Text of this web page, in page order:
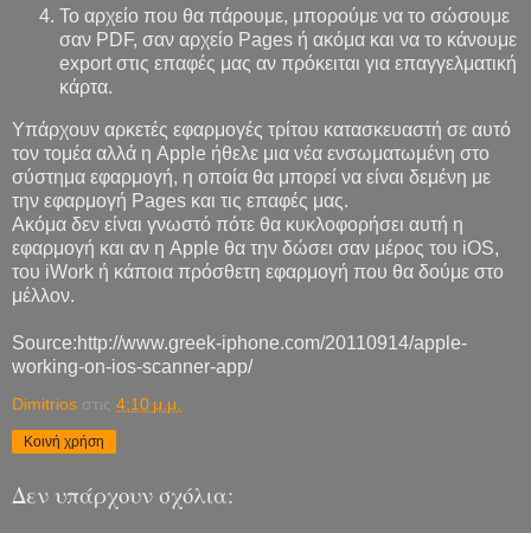
Το αρχείο που θα πάρουμε, μπορούμε να το σώσουμε
σαν PDF, σαν αρχείο Pages ή ακόμα και να το κάνουμε
export στις επαφές μας αν πρόκειται για επαγγελματική
κάρτα.
Υπάρχουν αρκετές εφαρμογές τρίτου κατασκευαστή σε αυτό
τον τομέα αλλά η Apple ήθελε μια νέα ενσωματωμένη στο
σύστημα εφαρμογή, η οποία θα μπορεί να είναι δεμένη με
την εφαρμογή Pages και τις επαφές μας.
Ακόμα δεν είναι γνωστό πότε θα κυκλοφορήσει αυτή η
εφαρμογή και αν η Apple θα την δώσει σαν μέρος του iOS,
του iWork ή κάποια πρόσθετη εφαρμογή που θα δούμε στο
μέλλον.
Source:http://www.greek-iphone.com/20110914/apple-
working-on-ios-scanner-app/
Dimitrios στις 4:10 μ.μ.
Κοινή χρήση
Δεν υπάρχουν σχόλια: